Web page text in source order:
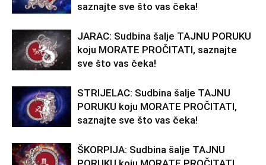
saznajte sve što vas čeka!
JARAC: Sudbina šalje TAJNU PORUKU
koju MORATE PROČITATI, saznajte
sve što vas čeka!
STRIJELAC: Sudbina šalje TAJNU
PORUKU koju MORATE PROČITATI,
saznajte sve što vas čeka!
ŠKORPIJA: Sudbina šalje TAJNU